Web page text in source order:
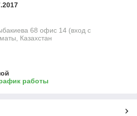
68 офис 14 (вход с
Казахстан
работы